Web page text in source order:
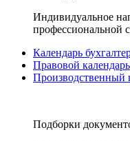
Индивидуальное
профессиональной
Календарь
Правовой календарь
Производственный
Подборки